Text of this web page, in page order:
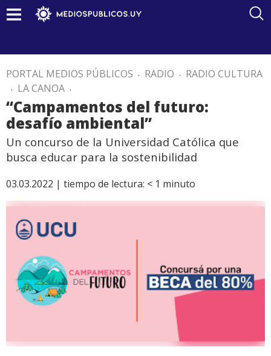
PORTAL MEDIOS PÚBLICOS . RADIO . RADIO CULTURA
. LA CANOA .
“Campamentos del futuro:
desafío ambiental”
Un concurso de la Universidad Católica que
busca educar para la sostenibilidad
03.03.2022 | tiempo de lectura: < 1 minuto